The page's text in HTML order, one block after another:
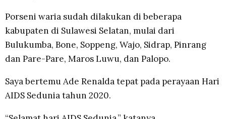
Porseni waria sudah dilakukan di beberapa
kabupaten di Sulawesi Selatan, mulai dari
Bulukumba, Bone, Soppeng, Wajo, Sidrap, Pinrang
dan Pare-Pare, Maros Luwu, dan Palopo.
Saya bertemu Ade Renalda tepat pada perayaan Hari
AIDS Sedunia tahun 2020.